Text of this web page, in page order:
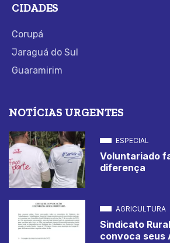
CIDADES
Corupá
Jaraguá do Sul
Guaramirim
NOTÍCIAS URGENTES
ESPECIAL
Voluntariado
diferença
AGRICULTURA
Sindicato
convoca seus